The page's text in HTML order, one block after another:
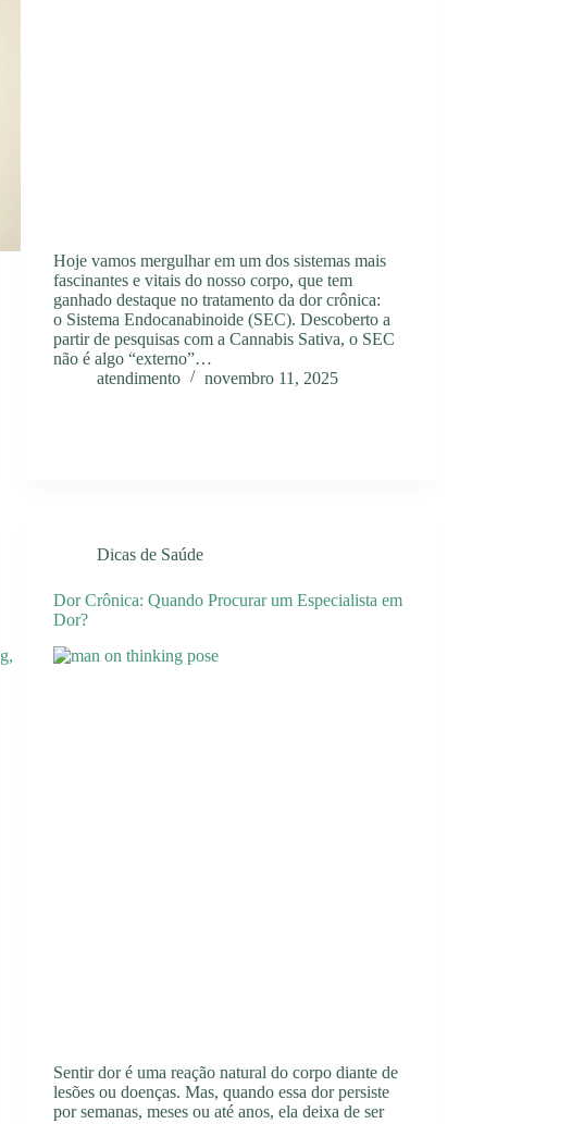
Hoje vamos mergulhar em um dos sistemas mais
fascinantes e vitais do nosso corpo, que tem
ganhado destaque no tratamento da dor crônica:
o Sistema Endocanabinoide (SEC). Descoberto a
partir de pesquisas com a Cannabis Sativa, o SEC
não é algo “externo”…
atendimento
novembro 11, 2025
Dicas de Saúde
Dor Crônica: Quando Procurar um Especialista em
Dor?
Sentir dor é uma reação natural do corpo diante de
lesões ou doenças. Mas, quando essa dor persiste
por semanas, meses ou até anos, ela deixa de ser